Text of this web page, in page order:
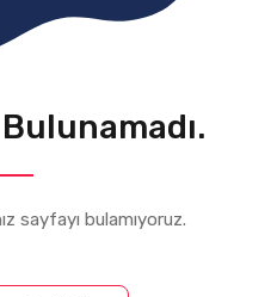
sayfayı bulamıyoruz.